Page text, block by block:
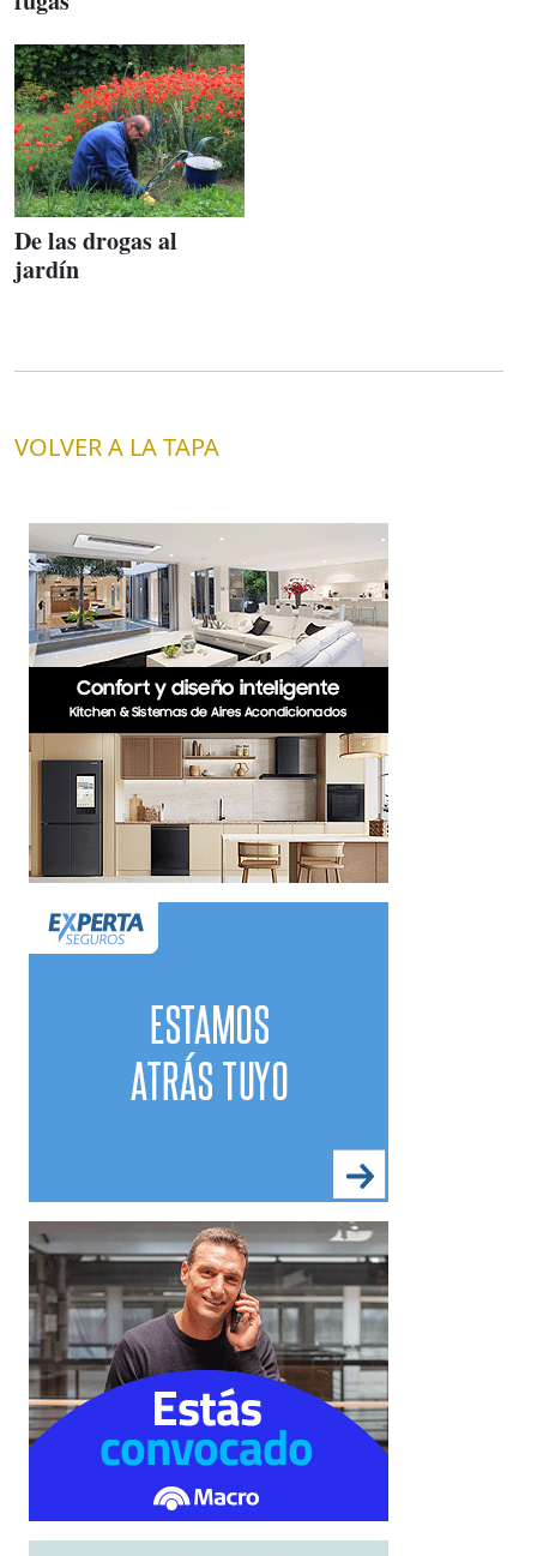
De las drogas al
jardín
VOLVER A LA TAPA